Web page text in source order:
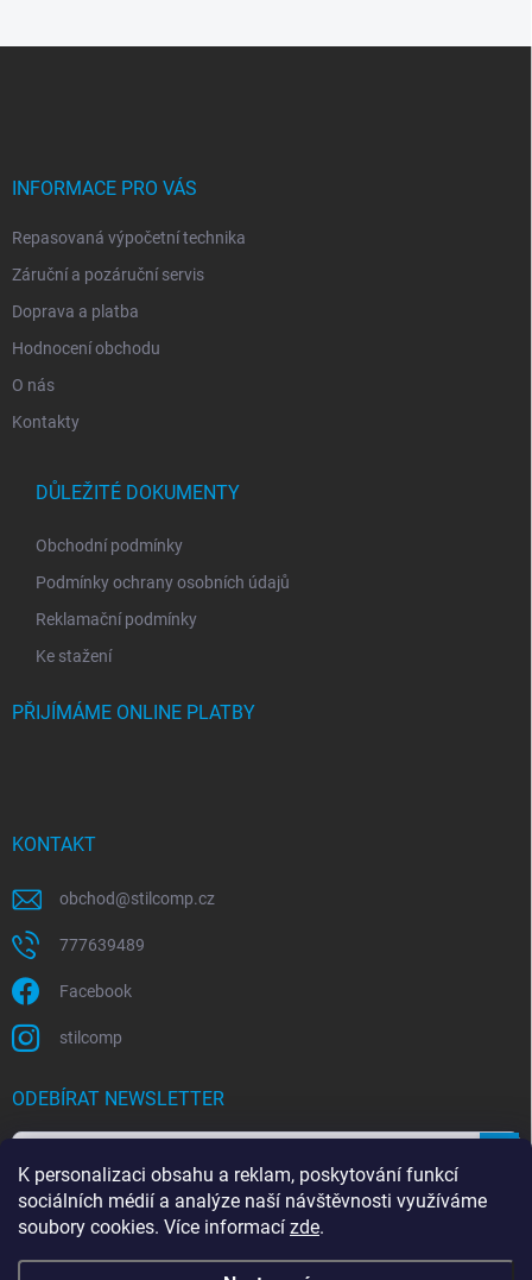
K personalizaci obsahu a reklam, poskytování funkcí
sociálních médií a analýze naší návštěvnosti využíváme
soubory cookies. Více informací zde.
INFORMACE PRO VÁS
Repasovaná výpočetní technika
Záruční a pozáruční servis
Doprava a platba
Hodnocení obchodu
O nás
Kontakty
DŮLEŽITÉ DOKUMENTY
Obchodní podmínky
Podmínky ochrany osobních údajů
Reklamační podmínky
Ke stažení
PŘIJÍMÁME ONLINE PLATBY
KONTAKT
obchod@stilcomp.cz
777639489
Facebook
stilcomp
ODEBÍRAT NEWSLETTER
Souhlasím spodmínkami ochrany osobních údajů